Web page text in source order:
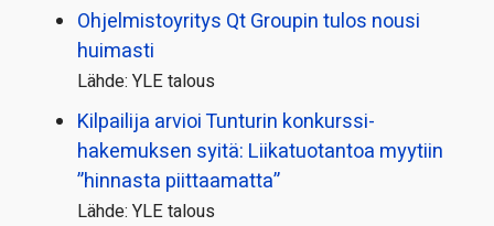
Ohjelmistoyritys Qt Groupin tulos nousi
huimasti
Lähde: YLE talous
Kilpailija arvioi Tunturin konkurssi­
hakemuksen syitä: Liikatuotantoa myytiin
”hinnasta piittaamatta”
Lähde: YLE talous